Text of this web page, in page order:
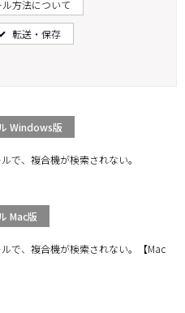
方法について
転送・保存
Windows版
で、複合機が検索されない。
Mac版
で、複合機が検索されない。【Mac